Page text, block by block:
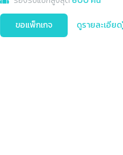
ขอแพ็กเกจ ดูรายละเอียด